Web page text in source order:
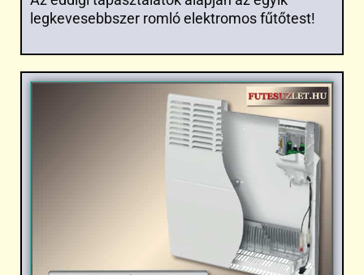
legkevesebbszer romló elektromos fűtőtest!